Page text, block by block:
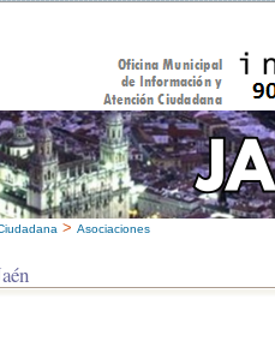
> Asociaciones